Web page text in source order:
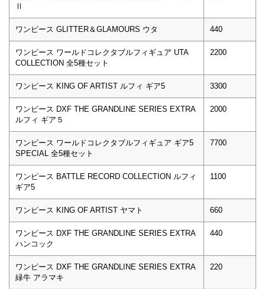
Ⅱ
ワンピース GLITTER＆GLAMOURS ウタ 440
ワンピース ワールドコレクタブルフィギュア UTA
COLLECTION 全5種セット
2200
ワンピース KING OF ARTIST ルフィ ギア5 3300
ワンピース DXF THE GRANDLINE SERIES EXTRA
ルフィ ギア５
2000
ワンピース ワールドコレクタブルフィギュア ギア5
SPECIAL 全5種セット
7700
ワンピース BATTLE RECORD COLLECTION ルフィ
ギア5
1100
ワンピース KING OF ARTIST ヤマト 660
ワンピース DXF THE GRANDLINE SERIES EXTRA
ハンコック
440
ワンピース DXF THE GRANDLINE SERIES EXTRA
緑牛 アラマキ
220